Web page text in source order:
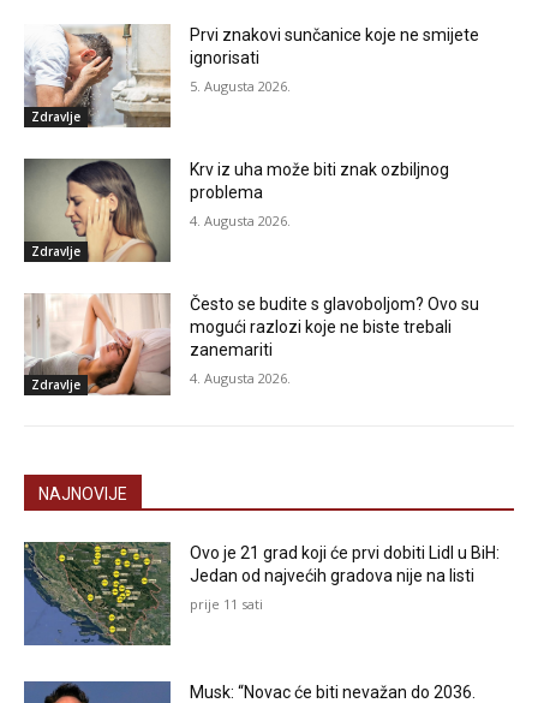
Zdravlje
Prvi znakovi sunčanice koje ne smijete
ignorisati
5. Augusta 2026.
Zdravlje
Krv iz uha može biti znak ozbiljnog
problema
4. Augusta 2026.
Zdravlje
Često se budite s glavoboljom? Ovo su
mogući razlozi koje ne biste trebali
zanemariti
4. Augusta 2026.
NAJNOVIJE
Ovo je 21 grad koji će prvi dobiti Lidl u BiH:
Jedan od najvećih gradova nije na listi
prije 11 sati
Musk: “Novac će biti nevažan do 2036.